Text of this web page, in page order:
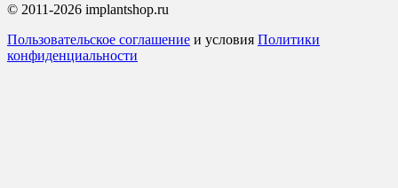
© 2011-2026 implantshop.ru
Пользовательское соглашение и условия Политики
конфиденциальности